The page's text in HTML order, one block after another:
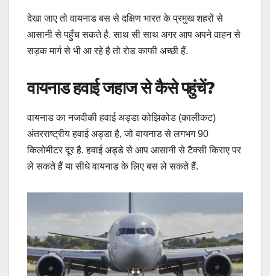
देखा जाए तो वायनाड बस से दक्षिण भारत के प्रमुख शहरों से
आसानी से पहुँच सकते है. साथ सी साथ अगर आप अपने वाहन से
सड़क मार्ग से भी आ रहे है तो रोड काफी अच्छी हैं.
वायनाड हवाई जहाज से कैसे पहुंचें?
वायनाड का नजदीकी हवाई अड्डा कोझिकोड (कालीकट)
अंतरराष्ट्रीय हवाई अड्डा है, जो वायनाड से लगभग 90
किलोमीटर दूर है. हवाई अड्डे से आप आसानी से टैक्सी किराए पर
ले सकते हैं या सीधे वायनाड के लिए बस ले सकते हैं.